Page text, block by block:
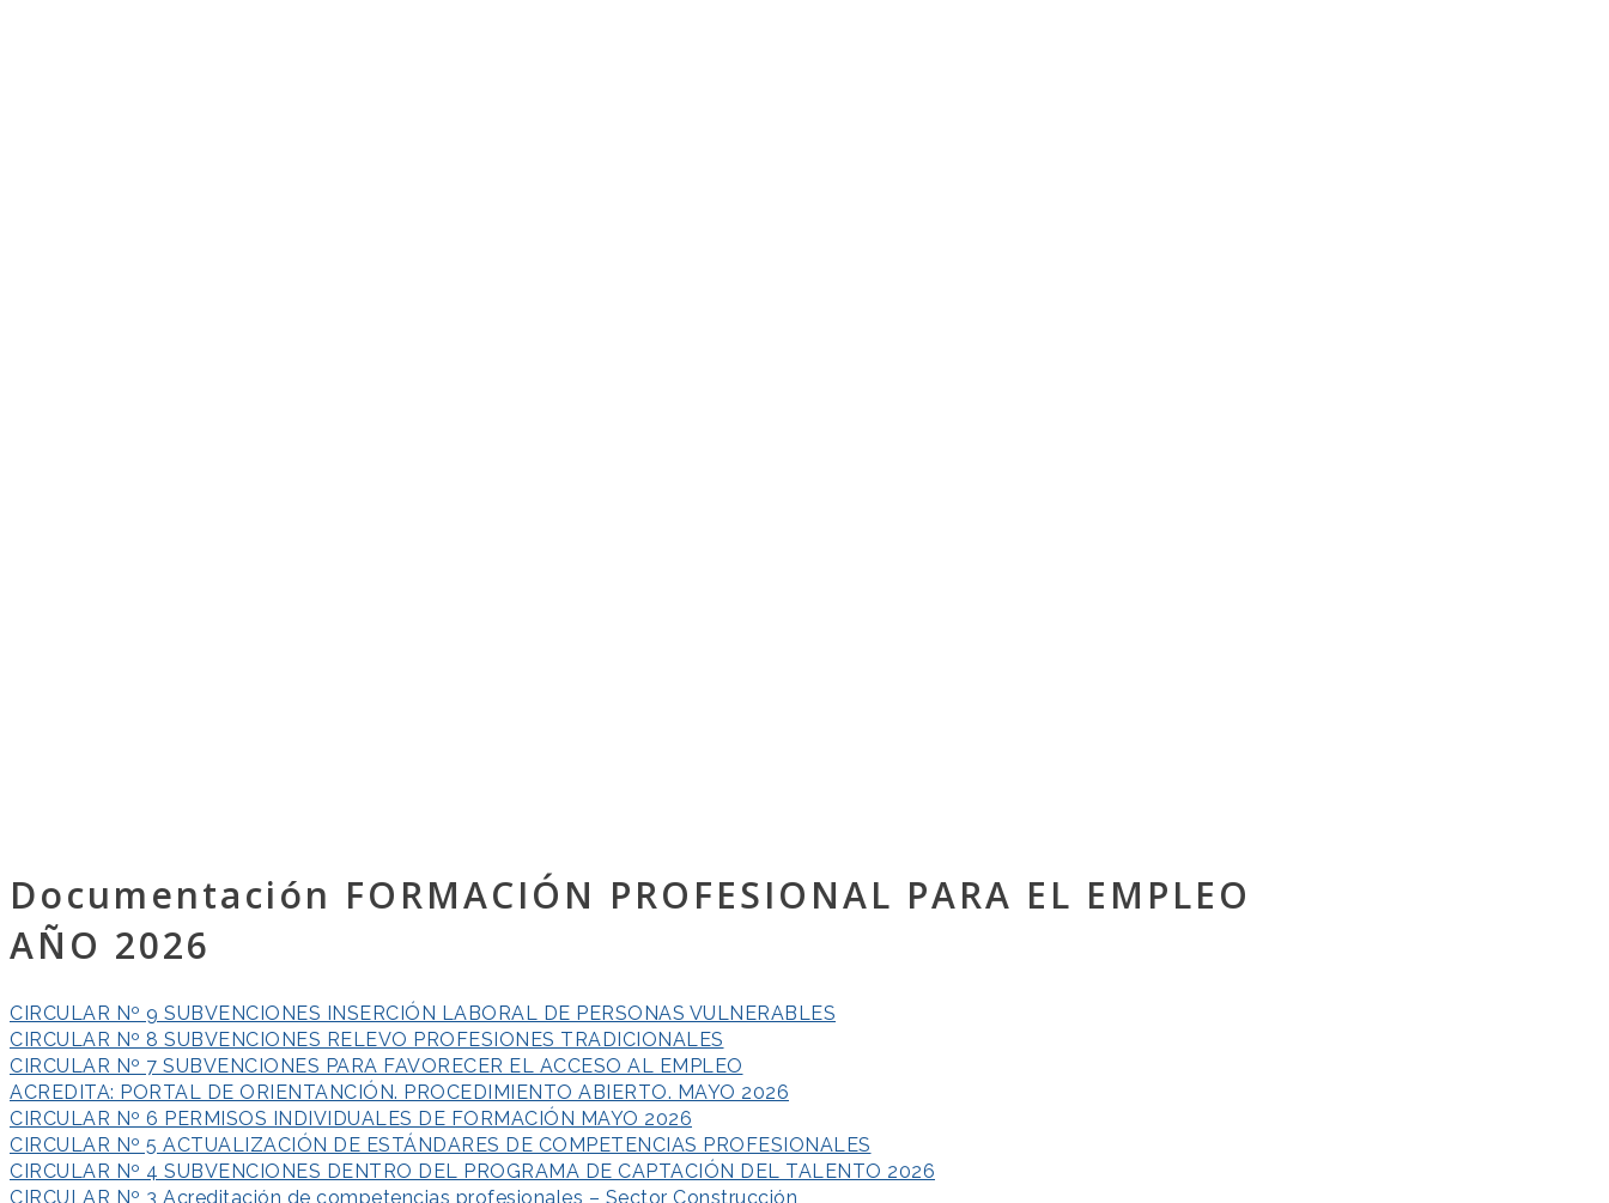
Documentación FORMACIÓN PROFESIONAL PARA EL EMPLEO
AÑO 2026
CIRCULAR Nº 9 SUBVENCIONES INSERCIÓN LABORAL DE PERSONAS VULNERABLES
CIRCULAR Nº 8 SUBVENCIONES RELEVO PROFESIONES TRADICIONALES
CIRCULAR Nº 7 SUBVENCIONES PARA FAVORECER EL ACCESO AL EMPLEO
ACREDITA: PORTAL DE ORIENTANCIÓN. PROCEDIMIENTO ABIERTO. MAYO 2026
CIRCULAR Nº 6 PERMISOS INDIVIDUALES DE FORMACIÓN MAYO 2026
CIRCULAR Nº 5 ACTUALIZACIÓN DE ESTÁNDARES DE COMPETENCIAS PROFESIONALES
CIRCULAR Nº 4 SUBVENCIONES DENTRO DEL PROGRAMA DE CAPTACIÓN DEL TALENTO 2026
CIRCULAR Nº 3 Acreditación de competencias profesionales – Sector Construcción